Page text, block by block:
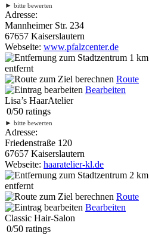
► bitte bewerten
Adresse:
Mannheimer Str. 234
67657 Kaiserslautern
Webseite: www.pfalzcenter.de
1 km
entfernt
Route
Bearbeiten
Lisa’s HaarAtelier
0/50 ratings
► bitte bewerten
Adresse:
Friedenstraße 120
67657 Kaiserslautern
Webseite: haaratelier-kl.de
2 km
entfernt
Route
Bearbeiten
Classic Hair-Salon
0/50 ratings